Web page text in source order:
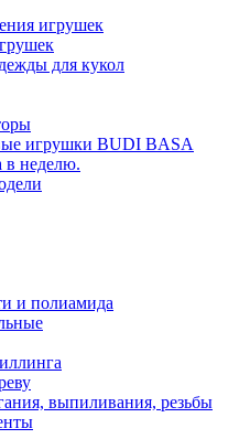
игрушек
для кукол
игрушки BUDI BASA
в неделю.
и полиамида
выпиливания, резьбы